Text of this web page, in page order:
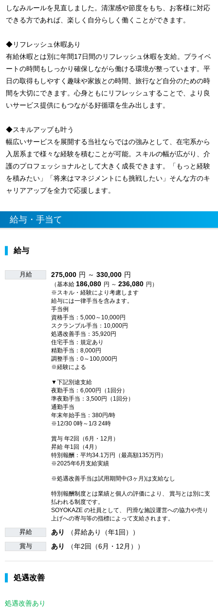
しなみルールを見直しました。清潔感や節度をもち、お客様に対応
できる方であれば、楽しく自分らしく働くことができます。
◆リフレッシュ休暇あり
有給休暇とは別に年間17日間のリフレッシュ休暇を支給。プライベ
ートの時間もしっかり確保しながら働ける環境が整っています。平
日の取得もしやすく趣味や家族との時間、旅行など自分のための時
間を大切にできます。心身ともにリフレッシュすることで、より良
いサービス提供にもつながる好循環を生み出します。
◆スキルアップも叶う
幅広いサービスを展開する当社ならではの強みとして、在宅系から
入居系まで様々な経験を積むことが可能。スキルの幅が広がり、介
護のプロフェッショナルとして大きく成長できます。「もっと経験
を積みたい」「将来はマネジメントにも挑戦したい」そんな方のキ
ャリアアップを全力で応援します。
給与・手当て
給与
月給 275,000 円 ～ 330,000 円
（基本給 186,080 円 ～ 236,080 円）
※スキル・経験により考慮します
給与には一律手当を含みます。
手当例
資格手当：5,000～10,000円
スクランブル手当：10,000円
処遇改善手当：35,920円
住宅手当：規定あり
精勤手当：8,000円
調整手当：0～100,000円
※経験による
▼下記別途支給
夜勤手当：6,000円（1回分）
準夜勤手当：3,500円（1回分）
通勤手当
年末年始手当：380円/時
※12/30 0時～1/3 24時
賞与 年2回（6月・12月）
昇給 年1回（4月）
特別報酬：平均34.1万円（最高額135万円）
※2025年6月支給実績
※処遇改善手当は試用期間中(3ヶ月)は支給なし
特別報酬制度とは業績と個人の評価により、 賞与とは別に支
払われる制度です。
SOYOKAZE の社員として、 円滑な施設運営への協力や売り
上げへの寄与等の指標によって支給されます。
昇給 あり （昇給あり（年1回））
賞与 あり （年2回（6月・12月））
処遇改善
処遇改善あり